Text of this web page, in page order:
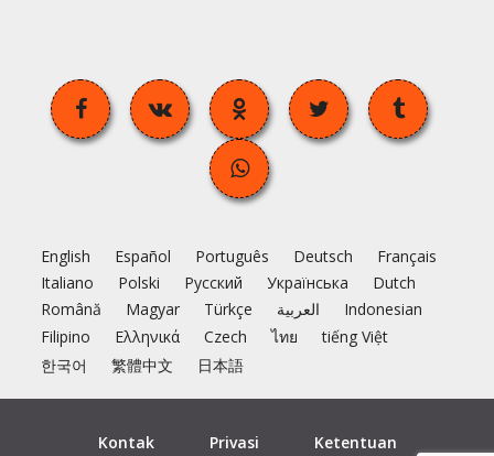
English Español Português Deutsch
Français
Italiano
Polski Русский Українська
Dutch
Română
Magyar Türkçe العربية
Indonesian
Filipino
Ελληνικά Czech ไทย
tiếng Việt
한국어
繁體中文 日本語
Kontak Privasi Ketentuan